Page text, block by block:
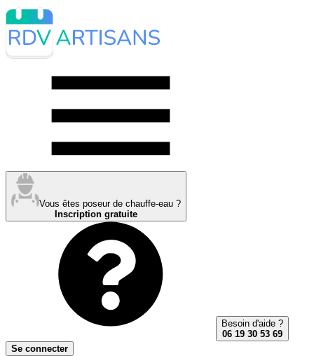
Vous êtes poseur de chauffe-eau ?
Inscription gratuite
Besoin d'aide ?
06 19 30 53 69
Se connecter